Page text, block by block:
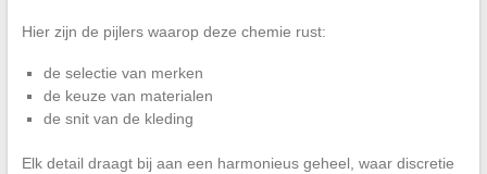
Hier zijn de pijlers waarop deze chemie rust:
de selectie van merken
de keuze van materialen
de snit van de kleding
Elk detail draagt bij aan een harmonieus geheel, waar discretie